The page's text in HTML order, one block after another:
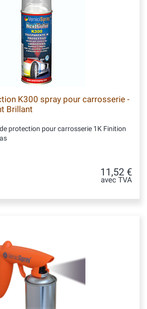
K300 spray pour carrosserie -
Brillant
protection pour carrosserie 1K Finition
11,52 €
avec TVA